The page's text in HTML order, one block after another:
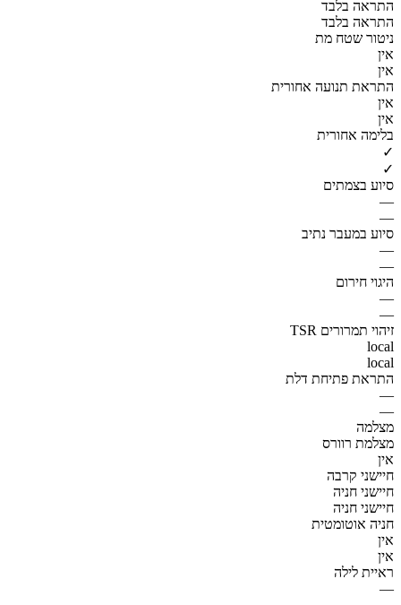
התראה בלבד
התראה בלבד
ניטור שטח מת
אין
אין
התראת תנועה אחורית
אין
אין
בלימה אחורית
✓
✓
סיוע בצמתים
—
—
סיוע במעבר נתיב
—
—
היגוי חירום
—
—
זיהוי תמרורים TSR
local
local
התראת פתיחת דלת
—
—
מצלמה
מצלמת רוורס
אין
חיישני קרבה
חיישני חניה
חיישני חניה
חניה אוטומטית
אין
אין
ראיית לילה
—